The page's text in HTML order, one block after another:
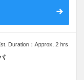
Duration：Approx. 2 hrs